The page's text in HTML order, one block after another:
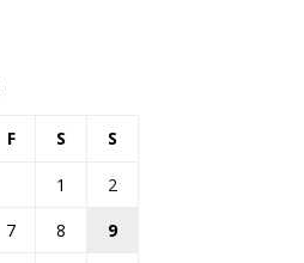
F S S
1
2
7 8
9